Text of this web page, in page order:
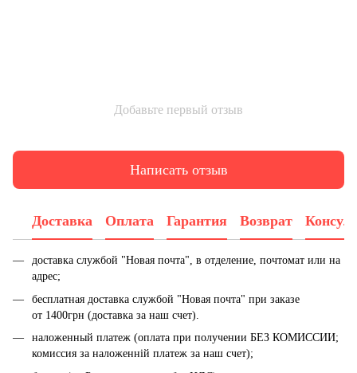
Добавьте первый отзыв
Написать отзыв
Доставка Оплата Гарантия Возврат
доставка службой "Новая почта", в отделение, почтомат или на
адрес;
бесплатная доставка службой "Новая почта" при заказе
от 1400грн (доставка за наш счет).
наложенный платеж (оплата при получении БЕЗ КОМИССИИ;
комиссия за наложенній платеж за наш счет);